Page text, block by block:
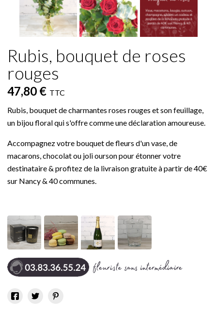
Rubis, bouquet de roses
rouges
47,80 € TTC
Rubis, bouquet de charmantes roses rouges et son feuillage,
un bijou floral qui s'offre comme une déclaration amoureuse.
Accompagnez votre bouquet de fleurs d'un vase, de
macarons, chocolat ou joli ourson pour étonner votre
destinataire & profitez de la livraison gratuite à partir de 40€
sur Nancy & 40 communes.